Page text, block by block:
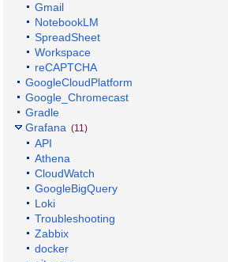
Gmail
NotebookLM
SpreadSheet
Workspace
reCAPTCHA
GoogleCloudPlatform
Google_Chromecast
Gradle
Grafana (11)
API
Athena
CloudWatch
GoogleBigQuery
Loki
Troubleshooting
Zabbix
docker